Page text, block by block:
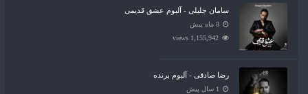
سامان جلیلی - آلبوم عشق قدیمی
8 ماه پیش
1,155,942 views
رضا صادقی - آلبوم برنده
1 سال پیش